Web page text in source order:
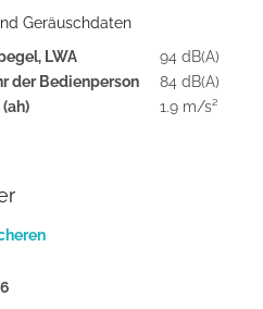
Geräuschdaten
LWA
94 dB(A)
der Bedienperson
84 dB(A)
1.9 m/s²